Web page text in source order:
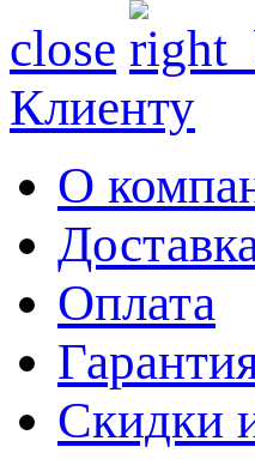
close
Клиенту
О
Оплата
Скидки